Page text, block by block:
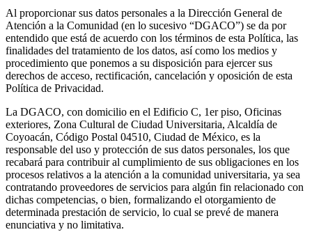
Al proporcionar sus datos personales a la Dirección General de
Atención a la Comunidad (en lo sucesivo “DGACO”) se da por
entendido que está de acuerdo con los términos de esta Política, las
finalidades del tratamiento de los datos, así como los medios y
procedimiento que ponemos a su disposición para ejercer sus
derechos de acceso, rectificación, cancelación y oposición de esta
Política de Privacidad.
La DGACO, con domicilio en el Edificio C, 1er piso, Oficinas
exteriores, Zona Cultural de Ciudad Universitaria, Alcaldía de
Coyoacán, Código Postal 04510, Ciudad de México, es la
responsable del uso y protección de sus datos personales, los que
recabará para contribuir al cumplimiento de sus obligaciones en los
procesos relativos a la atención a la comunidad universitaria, ya sea
contratando proveedores de servicios para algún fin relacionado con
dichas competencias, o bien, formalizando el otorgamiento de
determinada prestación de servicio, lo cual se prevé de manera
enunciativa y no limitativa.